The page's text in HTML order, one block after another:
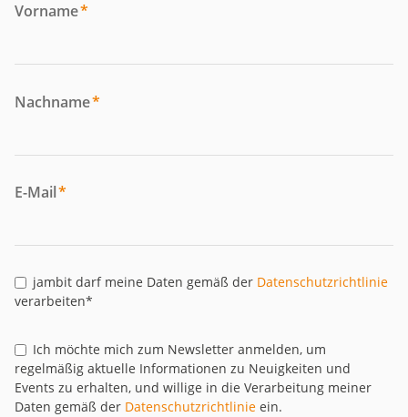
Vorname*
Nachname*
E-Mail*
jambit darf meine Daten gemäß der Datenschutzrichtlinie
verarbeiten*
Ich möchte mich zum Newsletter anmelden, um
regelmäßig aktuelle Informationen zu Neuigkeiten und
Events zu erhalten, und willige in die Verarbeitung meiner
Daten gemäß der Datenschutzrichtlinie ein.